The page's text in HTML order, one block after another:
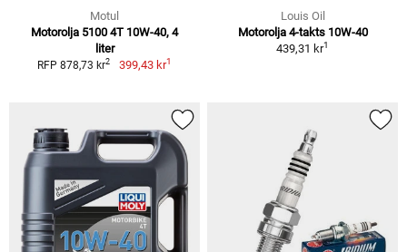
Motul
Motorolja 5100 4T 10W-40, 4
liter
RFP 878,73 kr2 399,43 kr1
Louis Oil
Motorolja 4-takts 10W-40
439,31 kr1